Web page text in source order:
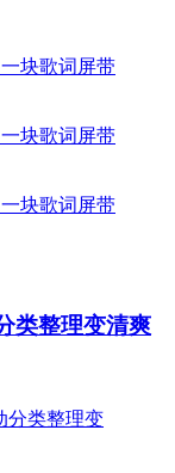
类整理变清爽